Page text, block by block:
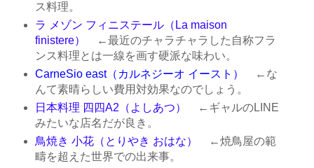
ス料理。
ラ メゾン フィニステール（La maison
finistere）
←最近のチャラチャラした自称フラ
ンス料理とは一線を画す硬派な味わい。
CarneSio east（カルネジーオ イースト）
←な
んて素晴らしい費用対効果なのでしょう。
日本料理 四四A2（よしあつ）
←ギャルのLINE
みたいな店名だが良き。
鳥焼き 小花（とりやき おはな）
←焼鳥屋の範
疇を超えた世界での出来事。